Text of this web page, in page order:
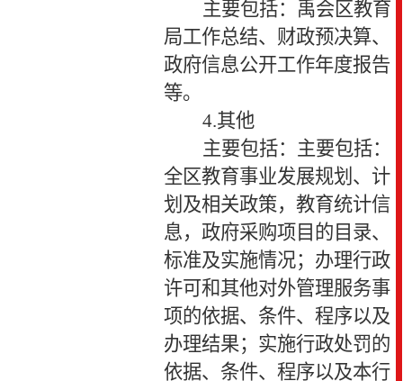
主要包括：禹会区教育
局工作总结、财政预决算、
政府信息公开工作年度报告
等。
4.其他
主要包括：主要包括：
全区教育事业发展规划、计
划及相关政策，教育统计信
息，政府采购项目的目录、
标准及实施情况；办理行政
许可和其他对外管理服务事
项的依据、条件、程序以及
办理结果；实施行政处罚的
依据、条件、程序以及本行